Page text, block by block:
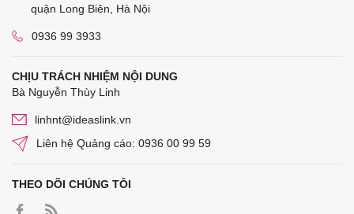
quận Long Biên, Hà Nội
0936 99 3933
CHỊU TRÁCH NHIỆM NỘI DUNG
Bà Nguyễn Thùy Linh
linhnt@ideaslink.vn
Liên hệ Quảng cáo: 0936 00 99 59
THEO DÕI CHÚNG TÔI